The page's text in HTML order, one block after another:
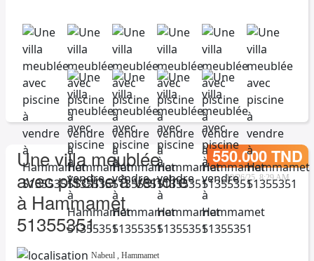
Une villa meublée
avec piscine à vendre
à Hammamet
51355351
550.000 TND
10/26/25, 8:29 AM
Nabeul , Hammamet